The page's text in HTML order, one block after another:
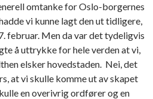
omtanke for Oslo-borgernes
vi kunne lagt den ut tidligere,
februar. Men da var det tydeligvis
å uttrykke for hele verden at vi,
elsker hovedstaden. Nei, det
at vi skulle komme ut av skapet
en overivrig ordfører og en